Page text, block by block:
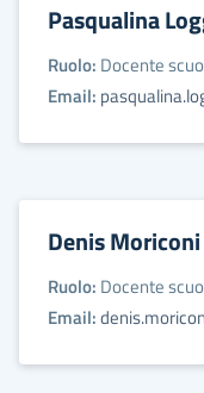
Pasqualina
Ruolo: Docente
Email:
Denis Moriconi
Ruolo: Docente
Email: